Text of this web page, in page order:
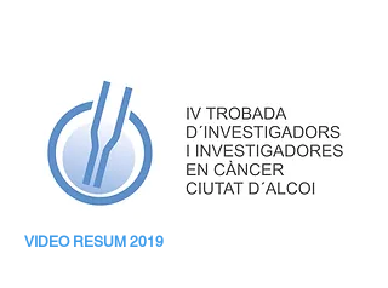
VIDEO RESUM 2019